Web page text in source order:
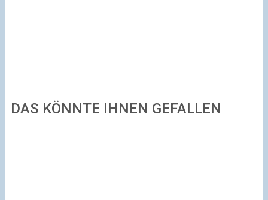
DAS KÖNNTE IHNEN GEFALLEN